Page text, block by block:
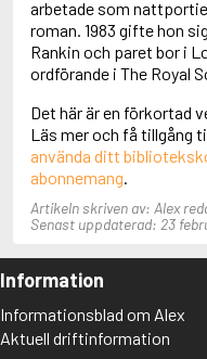
arbetade som
roman. 1983 gifte hon
Rankin och paret bor i
ordförande i The Royal
Det här är en förkortad
Läs mer och få tillgång
använda ditt
abonnemang
Artikeln skriven av: Alex
Senast uppdaterad: 23
Information
Informationsblad om Alex
Aktuell driftinformation